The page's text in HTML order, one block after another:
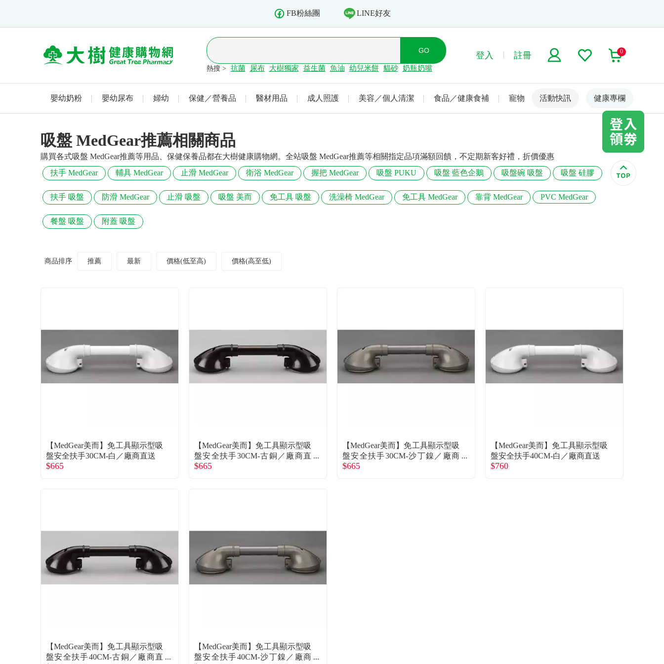
FB粉絲團 LINE好友
熱搜 > 抗菌 尿布 大樹獨家 益生菌 魚油 幼兒米餅 貓砂 奶瓶奶嘴
登入 註冊 0
嬰幼奶粉 嬰幼尿布 婦幼 保健／營養品 醫材用品 成人照護 美容／個人清潔 食品／健康食補 寵物 名人嚴選
活動快訊 健康專欄
吸盤 MedGear推薦相關商品
購買各式吸盤 MedGear推薦等用品、保健保養品都在大樹健康購物網。全站吸盤 MedGear推薦等相關指定品項滿額回饋，不定期新客好禮，折價優惠
扶手 MedGear
輔具 MedGear 止滑 MedGear 衛浴 MedGear 握把 MedGear 吸盤 PUKU 吸盤 藍色企鵝 吸盤碗 吸盤 吸盤 硅膠
扶手 吸盤 防滑 MedGear 止滑 吸盤 吸盤 美而 免工具 吸盤 洗澡椅 MedGear 免工具 MedGear 靠背 MedGear PVC MedGear
餐盤 吸盤 附蓋 吸盤
商品排序 推薦 最新 價格(低至高) 價格(高至低)
【MedGear美而】免工具顯示型吸
盤安全扶手30CM-白／廠商直送
$665
【MedGear美而】免工具顯示型吸
盤安全扶手30CM-古銅／廠商直
送
$665
【MedGear美而】免工具顯示型吸
盤安全扶手30CM-沙丁鎳／廠商
直送
$665
【MedGear美而】免工具顯示型吸
盤安全扶手40CM-白／廠商直送
$760
【MedGear美而】免工具顯示型吸
盤安全扶手40CM-古銅／廠商直
【MedGear美而】免工具顯示型吸
盤安全扶手40CM-沙丁鎳／廠商